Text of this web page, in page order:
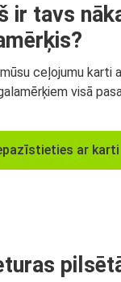
ir tavs
ceļojumu karti
visā
ar karti